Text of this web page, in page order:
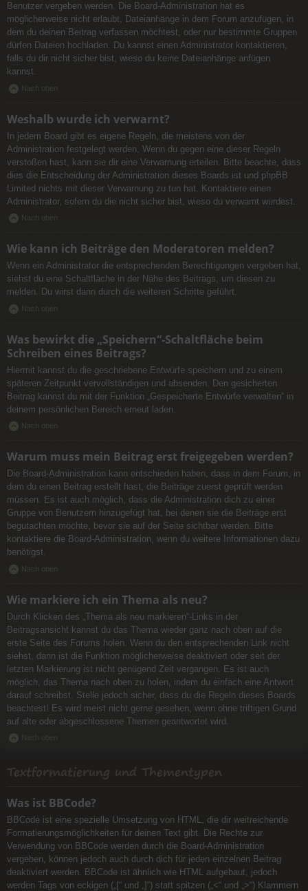
Benutzer vergeben werden. Die Board-Administration hat es
möglicherweise nicht erlaubt, Dateianhänge in dem Forum anzufügen, in
dem du deinen Beitrag verfassen möchtest, oder nur bestimmte Gruppen
dürfen Dateien hochladen. Du kannst einen Administrator kontaktieren,
falls du dir nicht sicher bist, wieso du keine Dateianhänge anfügen
kannst.
Nach oben
Weshalb wurde ich verwarnt?
In jedem Board gibt es eigene Regeln, die meistens von der
Administration festgelegt werden. Wenn du gegen eine dieser Regeln
verstoßen hast, kann sie dir eine Verwarnung erteilen. Bitte beachte, dass
dies die Entscheidung der Administration dieses Boards ist und phpBB
Limited nichts mit dieser Verwarnung zu tun hat. Kontaktiere einen
Administrator, sofern du die nicht sicher bist, wieso du verwarnt wurdest.
Nach oben
Wie kann ich Beiträge den Moderatoren melden?
Wenn ein Administrator die entsprechenden Berechtigungen vergeben hat,
siehst du eine Schaltfläche in der Nähe des Beitrags, um diesen zu
melden. Du wirst dann durch die weiteren Schritte geführt.
Nach oben
Was bewirkt die „Speichern“-Schaltfläche beim
Schreiben eines Beitrags?
Hiermit kannst du die geschriebene Entwürfe speichern und zu einem
späteren Zeitpunkt vervollständigen und absenden. Den gesicherten
Beitrag kannst du mit der Funktion „Gespeicherte Entwürfe verwalten“ in
deinem persönlichen Bereich erneut laden.
Nach oben
Warum muss mein Beitrag erst freigegeben werden?
Die Board-Administration kann entschieden haben, dass in dem Forum, in
dem du einen Beitrag erstellt hast, die Beiträge zuerst geprüft werden
müssen. Es ist auch möglich, dass die Administration dich zu einer
Gruppe von Benutzern hinzugefügt hat, bei denen sie die Beiträge erst
begutachten möchte, bevor sie auf der Seite sichtbar werden. Bitte
kontaktiere die Board-Administration, wenn du weitere Informationen dazu
benötigst.
Nach oben
Wie markiere ich ein Thema als neu?
Durch Klicken des „Thema als neu markieren“-Links in der
Beitragsansicht kannst du das Thema wieder ganz nach oben auf die
erste Seite des Forums holen. Wenn du den entsprechenden Link nicht
siehst, dann ist die Funktion möglicherweise deaktiviert oder seit der
letzten Markierung ist nicht genügend Zeit vergangen. Es ist auch
möglich, das Thema nach oben zu holen, indem du einfach eine Antwort
darauf schreibst. Stelle jedoch sicher, dass du die Regeln dieses Boards
beachtest! Es wird meist nicht gerne gesehen, wenn ohne triftigen Grund
auf alte oder abgeschlossene Themen geantwortet wird.
Nach oben
Textformatierung und Thementypen
Was ist BBCode?
BBCode ist eine spezielle Umsetzung von HTML, die dir weitreichende
Formatierungsmöglichkeiten für deinen Text gibt. Die Rechte zur
Verwendung von BBCode werden durch die Board-Administration
vergeben, können jedoch auch durch dich für jeden einzelnen Beitrag
deaktiviert werden. BBCode ist ähnlich wie HTML aufgebaut, jedoch
werden Tags von eckigen („[“ und „]“) statt spitzen („<“ und „>“) Klammern